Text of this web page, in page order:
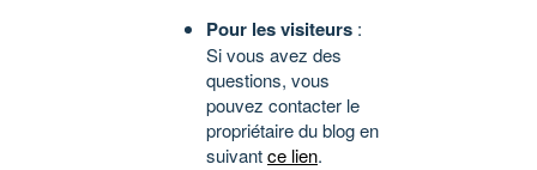
Pour les visiteurs :
Si vous avez des
questions, vous
pouvez contacter le
propriétaire du blog en
suivantce lien.